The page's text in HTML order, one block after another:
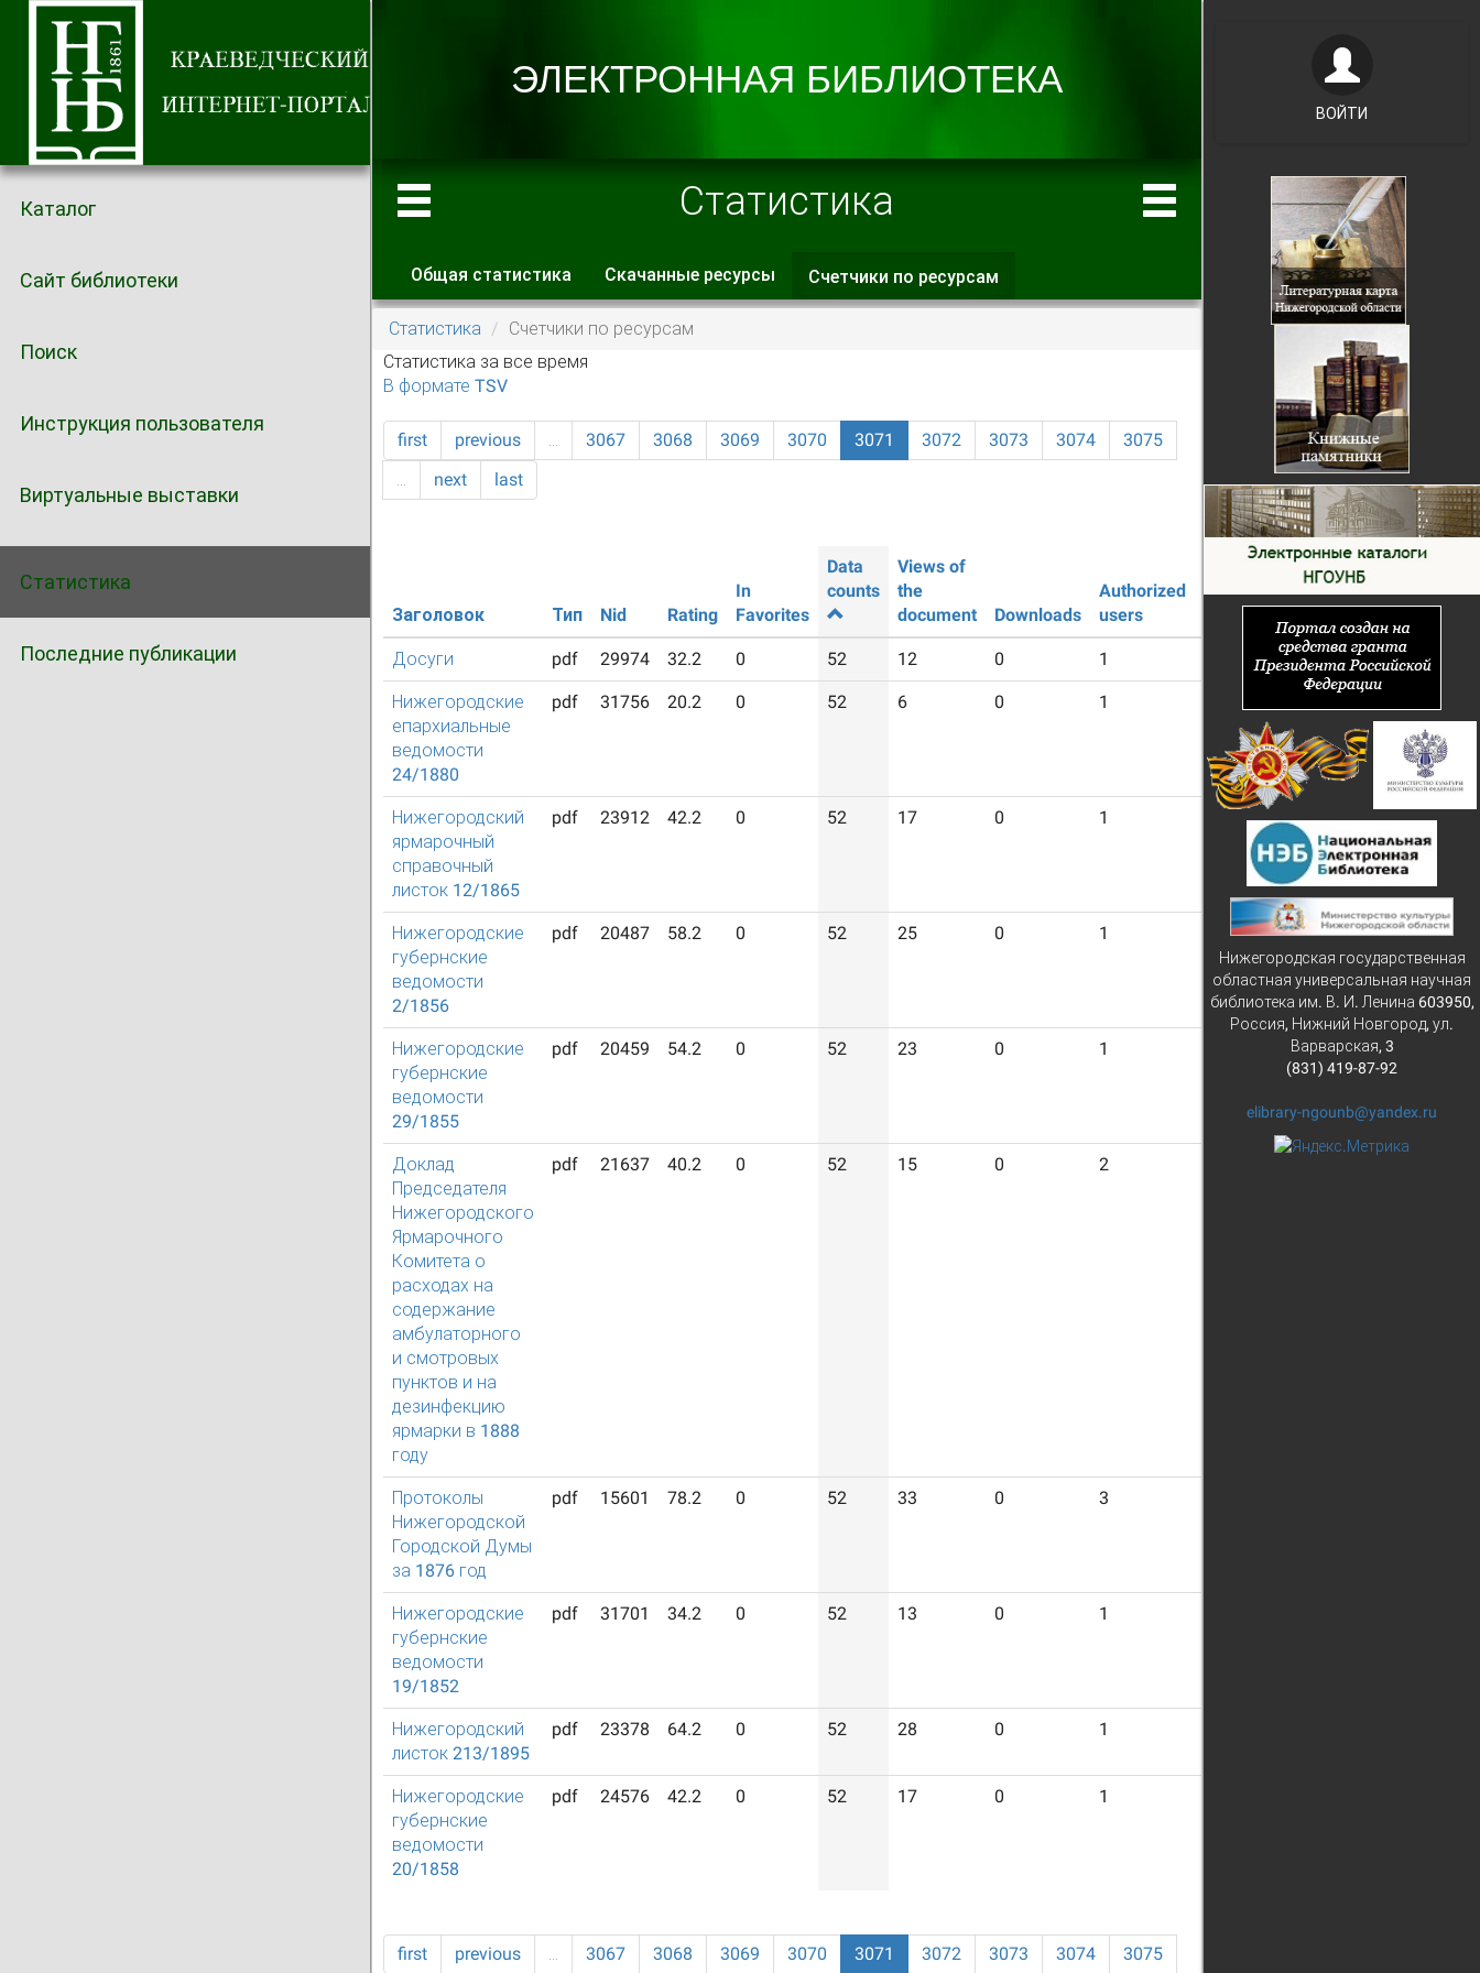
Каталог
Сайт библиотеки
Поиск
Инструкция пользователя
Виртуальные выставки
Статистика
Последние публикации
Статистика
Главные вкладки
Общая статистика Скачанные ресурсы Счетчики по ресурсам
вкладка)
Статистика
Счетчики по ресурсам
Статистика за все время
В формате TSV
first previous … 3067 3068 3069 3070 3071 3072 3073 3074
3075
…
next last
Заголовок Тип Nid Rating
In
Favorites
Data
counts
Views of
the
document
Downloads
Authorized
users
Guest
Досуги pdf 29974 32.2 0 52 12 0 1
Нижегородские
епархиальные
ведомости
24/1880
pdf 31756 20.2 0 52 6 0 1
Нижегородский
ярмарочный
справочный
листок 12/1865
pdf 23912 42.2 0 52 17 0 1
Нижегородские
губернские
ведомости
2/1856
pdf 20487 58.2 0 52 25 0 1
Нижегородские
губернские
ведомости
29/1855
pdf 20459 54.2 0 52 23 0 1
Доклад
Председателя
Нижегородского
Ярмарочного
Комитета о
расходах на
содержание
амбулаторного
и смотровых
пунктов и на
дезинфекцию
ярмарки в 1888
году
pdf 21637 40.2 0 52 15 0 2
Протоколы
Нижегородской
Городской Думы
за 1876 год
pdf 15601 78.2 0 52 33 0 3
Нижегородские
губернские
ведомости
19/1852
pdf 31701 34.2 0 52 13 0 1
Нижегородский
листок 213/1895
pdf 23378 64.2 0 52 28 0 1
Нижегородские
губернские
ведомости
20/1858
pdf 24576 42.2 0 52 17 0 1
first previous … 3067 3068 3069 3070 3071 3072 3073 3074 3075
ВОЙТИ
Нижегородская государственная
областная универсальная научная
библиотека им. В. И. Ленина 603950,
Россия, Нижний Новгород, ул.
Варварская, 3
(831) 419-87-92
elibrary-ngounb@yandex.ru